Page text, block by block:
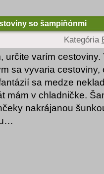
so šampiňónmi
Kategória
určite varím cestoviny.
sa vyvaria cestoviny,
sa medze
mám v chladničke.
nakrájanou